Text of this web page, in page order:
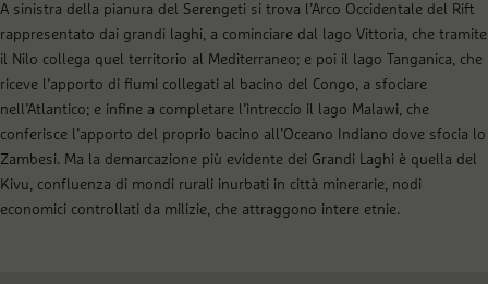
A sinistra della pianura del Serengeti si trova l’Arco Occidentale del Rift
rappresentato dai grandi laghi, a cominciare dal lago Vittoria, che tramite
il Nilo collega quel territorio al Mediterraneo; e poi il lago Tanganica, che
riceve l’apporto di fiumi collegati al bacino del Congo, a sfociare
nell’Atlantico; e infine a completare l’intreccio il lago Malawi, che
conferisce l’apporto del proprio bacino all’Oceano Indiano dove sfocia lo
Zambesi. Ma la demarcazione più evidente dei Grandi Laghi è quella del
Kivu, confluenza di mondi rurali inurbati in città minerarie, nodi
economici controllati da milizie, che attraggono intere etnie.